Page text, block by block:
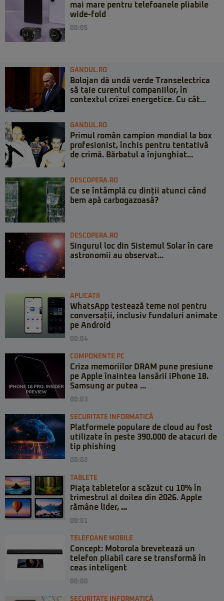
mai mare pentru telefoanele pliabile
wide-fold
00:05
GANDUL.RO
Bolojan dă undă verde Transelectrica
să taie curentul companiilor, în
contextul crizei energetice. Cu cât...
GANDUL.RO
Primul român campion mondial la box
profesionist, închis pentru tentativă
de crimă. Bărbatul a înjunghiat...
DESCOPERA.RO
Ce se întâmplă cu dinții atunci când
bem apă carbogazoasă?
DESCOPERA.RO
Singurul loc din Sistemul Solar în care
astronomii au observat...
APLICATII
WhatsApp testează teme noi pentru
conversații, inclusiv fundaluri animate
pe Android
00:04
COMPONENTE PC
Criza memoriilor DRAM pune presiune
pe Apple înaintea lansării iPhone 18.
Samsung ar putea ...
00:03
SECURITATE INFORMATICĂ
Platformele populare de cloud au fost
utilizate în peste 390.000 de atacuri de
tip phishing
00:02
TABLETE
Piața tabletelor a scăzut cu 10% în
trimestrul al doilea din 2026. Apple
rămâne lider, ...
00:01
TELEFOANE MOBILE
Concept: Motorola brevetează un
telefon pliabil care se transformă în
ceas inteligent
00:00
SECURITATE INFORMATICĂ